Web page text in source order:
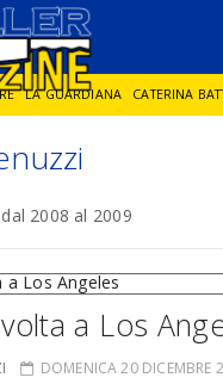
LA GUARDIANA CATERINA
IN CORNICE
2008 al 2009
a Los
DOMENICA 20 DICEMBRE